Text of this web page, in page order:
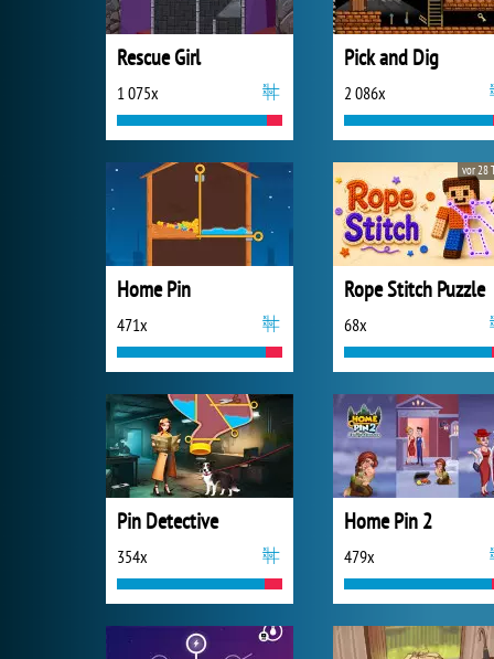
Rescue Girl
1 075x
Pick and Dig
2 086x
Home Pin
471x
Rope Stitch Puzzle
68x
vor 28
Pin Detective
354x
Home Pin 2
479x